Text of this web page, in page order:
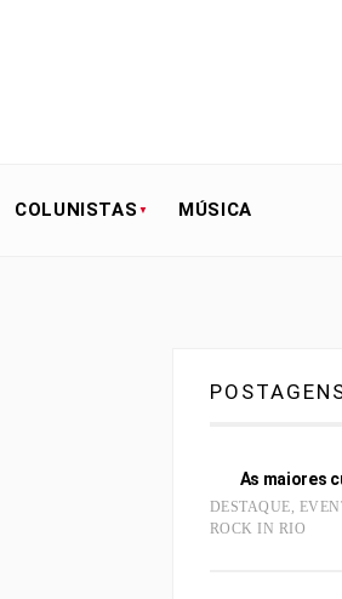
COLUNISTAS MÚSICA
As maiores
DESTAQUE,
ROCK IN RIO